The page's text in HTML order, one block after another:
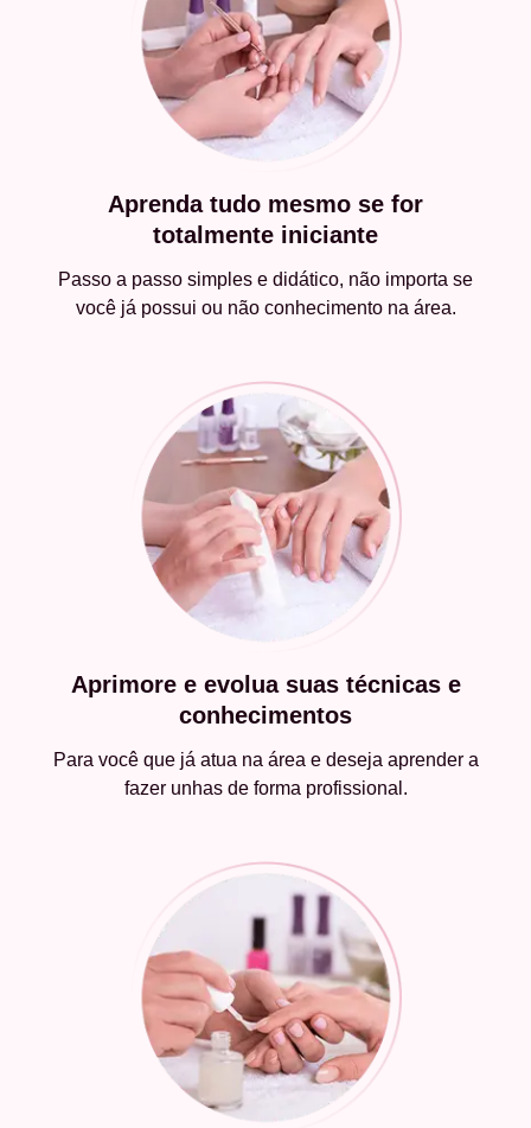
Aprenda tudo mesmo se for
totalmente iniciante
Passo a passo simples e didático, não importa se
você já possui ou não conhecimento na área.
Aprimore e evolua suas técnicas e
conhecimentos
Para você que já atua na área e deseja aprender a
fazer unhas de forma profissional.